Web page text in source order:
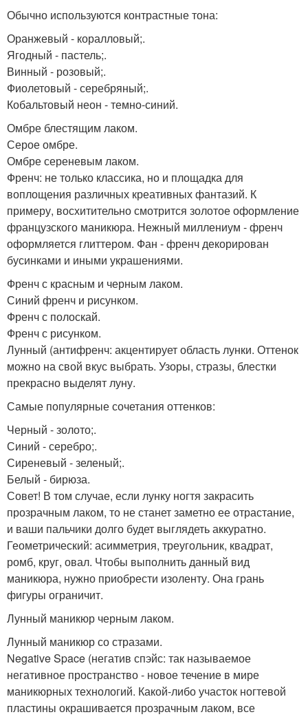
Обычно используются контрастные тона:
Оранжевый - коралловый;.
Ягодный - пастель;.
Винный - розовый;.
Фиолетовый - серебряный;.
Кобальтовый неон - темно-синий.
Омбре блестящим лаком.
Серое омбре.
Омбре сереневым лаком.
Френч: не только классика, но и площадка для
воплощения различных креативных фантазий. К
примеру, восхитительно смотрится золотое оформление
французского маникюра. Нежный миллениум - френч
оформляется глиттером. Фан - френч декорирован
бусинками и иными украшениями.
Френч с красным и черным лаком.
Синий френч и рисунком.
Френч с полоскай.
Френч с рисунком.
Лунный (антифренч: акцентирует область лунки. Оттенок
можно на свой вкус выбрать. Узоры, стразы, блестки
прекрасно выделят луну.
Самые популярные сочетания оттенков:
Черный - золото;.
Синий - серебро;.
Сиреневый - зеленый;.
Белый - бирюза.
Совет! В том случае, если лунку ногтя закрасить
прозрачным лаком, то не станет заметно ее отрастание,
и ваши пальчики долго будет выглядеть аккуратно.
Геометрический: асимметрия, треугольник, квадрат,
ромб, круг, овал. Чтобы выполнить данный вид
маникюра, нужно приобрести изоленту. Она грань
фигуры ограничит.
Лунный маникюр черным лаком.
Лунный маникюр со стразами.
Negative Space (негатив спэйс: так называемое
негативное пространство - новое течение в мире
маникюрных технологий. Какой-либо участок ногтевой
пластины окрашивается прозрачным лаком, все